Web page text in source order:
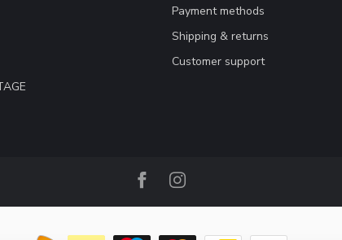
Payment methods
Shipping & returns
Customer support